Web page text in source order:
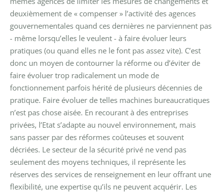
deuxièmement de « compenser » l’activité des agences
gouvernementales quand ces dernières ne parviennent pas
- même lorsqu’elles le veulent - à faire évoluer leurs
pratiques (ou quand elles ne le font pas assez vite). C’est
donc un moyen de contourner la réforme ou d’éviter de
faire évoluer trop radicalement un mode de
fonctionnement parfois hérité de plusieurs décennies de
pratique. Faire évoluer de telles machines bureaucratiques
n’est pas chose aisée. En recourant à des entreprises
privées, l’Etat s’adapte au nouvel environnement, mais
sans passer par des réformes coûteuses et souvent
décriées. Le secteur de la sécurité privé ne vend pas
seulement des moyens techniques, il représente les
réserves des services de renseignement en leur offrant une
flexibilité, une expertise qu’ils ne peuvent acquérir. Les